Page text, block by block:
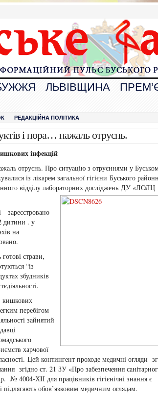
ЛЬВІВЩИНА
РЕДАКЦІЙНА ПОЛІТИКА
і пора… нажаль отруєнь.
інфекцій
отруєнь. Про ситуацію з отруєннями у
із лікарем загальної гігієни Буського
відділу лабораторних досліджень ДУ «ЛОЛЦ
зареєстровано
дитини . у
на
страви,
“із
збудників
кишкових
перебігом
зайнятий
харчової
Цей контингент проходе медичні огляди
згідно ст. 21 ЗУ «Про забезпечення
№ 4004-ХII для працівників гігієнічні знання є
обов’язковим медичним оглядам.